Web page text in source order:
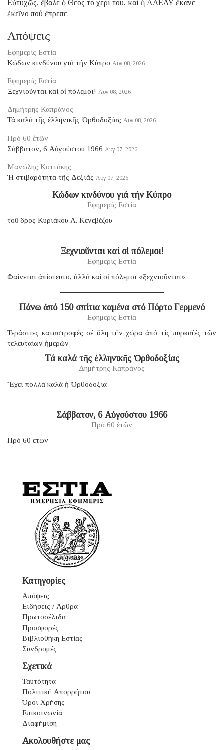
Εὐτυχῶς, ἔβαλε ὁ Θεός τό χέρι του, καί ἡ ΑΔΕΔΥ ἔκανε
ἐκεῖνο πού ἔπρεπε.
Απόψεις
Εφημερίς Εστία
Κώδων κινδύνου γιά τήν Κύπρο Αυγ 08, 2026
Εφημερίς Εστία
Ξεχνιοῦνται καί οἱ πόλεμοι! Αυγ 08, 2026
Δημήτρης Καπράνος
Τά καλά τῆς ἑλληνικῆς Ὀρθοδοξίας Αυγ 08, 2026
Πρό 60 ἐτῶν
Σάββατον, 6 Αὐγούστου 1966 Αυγ 07, 2026
Μανώλης Κοττάκης
Ἡ στιβαρότητα τῆς Δεξιᾶς Αυγ 07, 2026
Κώδων κινδύνου γιά τήν Κύπρο
Εφημερίς Εστία
τοῦ δρος Κυριάκου Α. Κενεβέζου
Ξεχνιοῦνται καί οἱ πόλεμοι!
Εφημερίς Εστία
Φαίνεται ἀπίστευτο, ἀλλά καί οἱ πόλεμοι «ξεχνιοῦνται».
Πάνω ἀπό 150 σπίτια καμένα στό Πόρτο Γερμενό
Εφημερίς Εστία
Τεράστιες καταστροφές σέ ὅλη τήν χώρα ἀπό τίς πυρκαϊές τῶν
τελευταίων ἡμερῶν
Τά καλά τῆς ἑλληνικῆς Ὀρθοδοξίας
Δημήτρης Καπράνος
Ἔχει πολλά καλά ἡ Ὀρθοδοξία
Σάββατον, 6 Αὐγούστου 1966
Πρό 60 ἐτῶν
Πρό 60 ετων
Κατηγορίες
Απόψεις
Ειδήσεις / Άρθρα
Πρωτοσέλιδα
Προσφορές
Βιβλιοθήκη Εστίας
Συνδρομές
Σχετικά
Ταυτότητα
Πολιτική Απορρήτου
Όροι Χρήσης
Επικοινωνία
Διαφήμιση
Ακολουθήστε μας